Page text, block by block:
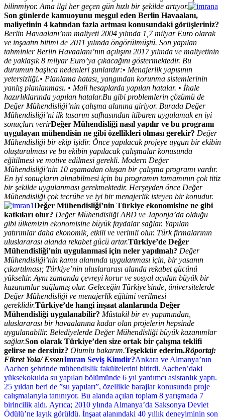
bilinmiyor. Ama ilgi her geçen gün hızlı bir şekilde artıyor.
Son günlerde kamuoyunu meşgul eden Berlin Havaalanı,
maliyetinin 4 katından fazla artması konusundaki görüşleriniz?
Berlin Havaalanı’nın maliyeti 2004 yılında 1,7 milyar Euro olarak
ve inşaatın bitimi de 2011 yılında öngörülmüştü. Son yapılan
tahminler Berlin Havaalanı’nın açılışını 2017 yılında ve maliyetinin
de yaklaşık 8 milyar Euro’ya çıkacağını göstermektedir. Bu
durumun başlıca nedenleri şunlardır:• Menajerlik yapısının
yetersizliği.• Planlama hatası, yangından korunma sistemlerinin
yanlış planlanması. • Mali hesaplarda yapılan hatalar. • İhale
hazırlıklarında yapılan hatalar.Bu gibi problemlerin çözümü de
Değer Mühendisliği’nin çalışma alanına giriyor. Burada Değer
Mühendisliği’ni ilk tasarım safhasından itibaren uygulamak en iyi
sonuçları verirDeğer Mühendisliği nasıl yapılır ve bu programı
uygulayan mühendisin ne gibi özellikleri olması gerekir? Değer
Mühendisliği bir ekip işidir. Önce yapılacak projeye uygun bir ekibin
oluşturulması ve bu ekibin yapılacak çalışmalar konusunda
eğitilmesi ve motive edilmesi gerekli. Modern Değer
Mühendisliği’nin 10 aşamadan oluşan bir çalışma programı vardır.
En iyi sonuçların alınabilmesi için bu programın tamamının çok titiz
bir şekilde uygulanması gerekmektedir. Herşeyden önce Değer
Mühendisliği çok tecrübe ve iyi bir menajerlik isteyen bir konudur.
Değer Mühendisliği’nin Türkiye ekonomisine ne gibi
katkıları olur? Değer Mühendisliği ABD ve Japonja’da olduğu
gibi ülkemizin ekonomisine büyük faydalar sağlar. Yapılan
yatırımlar daha ekonomik, etkili ve verimli olur. Türk firmalarının
uluslararası alanda rekabet gücü artar.Türkiye’de Değer
Mühendisliği’nin uygulanmasi için neler yapılmalı? Değer
Mühendisliği’nin kamu alanında uygulanması için, bir yasanın
çıkartılması; Türkiye’nin uluslararası alanda rekabet gücünü
yükseltir. Aynı zamanda çevreyi korur ve sosyal açıdan büyük bir
kazanımlar sağlamış olur. Geleceğin Türkiye’sinde, üniversitelerde
Değer Mühendisliği ve menajerlik eğitimi verilmesi
gereklidir.Türkiye’de hangi inşaat alanlarında Değer
Mühendisliği uygulanabilir? Müstakil bir ev yapımından,
uluslararası bir havaalanına kadar olan projelerin hepsinde
uygulanabilir. Belediyelerde Değer Mühendisliği büyük kazanımlar
sağlar.Son olarak Türkiye’den size ortak bir çalışma teklifi
gelirse ne dersiniz? Olumlu bakarım.Teşekkür ederim.Röportaj:
Fikret Yola/ EssenImran Seviş Kimdir?Ankara ve Almanya’nın
Aachen şehrinde mühendislik fakültelerini bitirdi. Aachen’daki
yüksekokulda su yapıları bölümünde 6 yıl yardımcı asistanlık yaptı.
25 yıldan beri de ”su yapıları”, özellikle barajlar konusunda proje
calışmalarıyla tanınıyor. Bu alanda açılan toplam 8 yarışmada 7
birincilik aldı. Ayrıca; 2010 ylında Almanya’da Saksonya Devlet
Ödülü’ne layık görüldü. İnşaat alanındaki 40 yıllık deneyiminin son